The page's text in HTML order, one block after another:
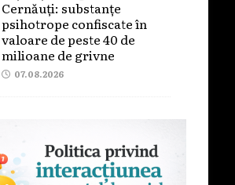
Cernăuți: substanțe
psihotrope confiscate în
valoare de peste 40 de
milioane de grivne
07.08.2026